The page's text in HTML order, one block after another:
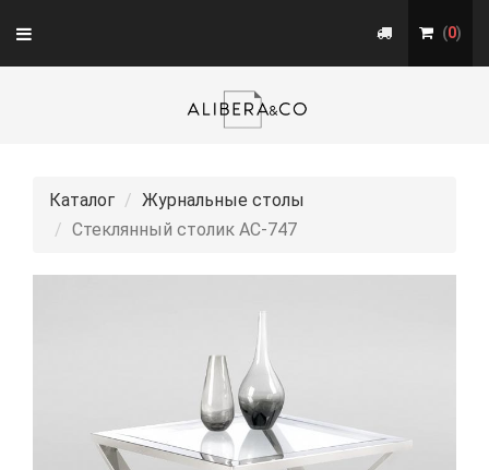
Toggle
navigation
(0)
Каталог
Журнальные столы
Стеклянный столик АС-747